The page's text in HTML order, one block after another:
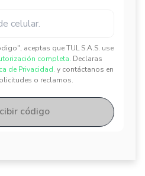
aceptas que TUL S.A.S. use
completa. Declaras
de Privacidad. y contáctanos en
o reclamos.
✕
✕
código